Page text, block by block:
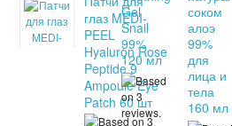
глаз MEDI-
PEEL
Hyaluron Rose
Peptide 9
Ampoule Eye
Patch 60 шт
Gel
Snail
99%
120 мл
соком
алоэ
99%
для
лица и
тела
160 мл